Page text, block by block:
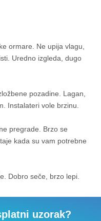
ormare. Ne upija vlagu,
Uredno izgleda, dugo
pozadine. Lagan,
Instalateri vole brzinu.
pregrade. Brzo se
kada su vam potrebne
Dobro seče, brzo lepi.
uzorak?